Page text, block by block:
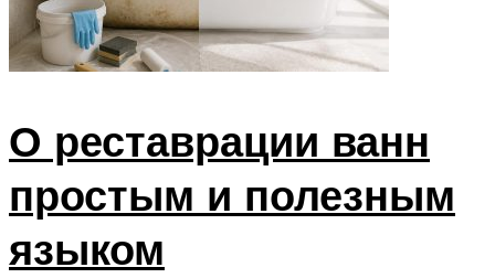
О реставрации ванн
простым и полезным
языком